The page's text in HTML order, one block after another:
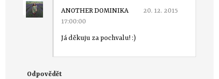
ANOTHER DOMINIKA
20. 12. 2015
17:00:00
Já děkuju za pochvalu! :)
Odpovědět